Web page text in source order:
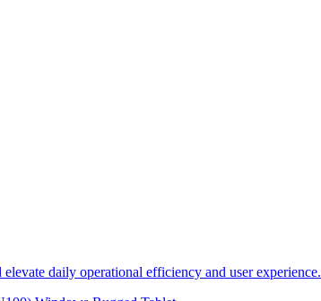
daily operational efficiency and user experience.